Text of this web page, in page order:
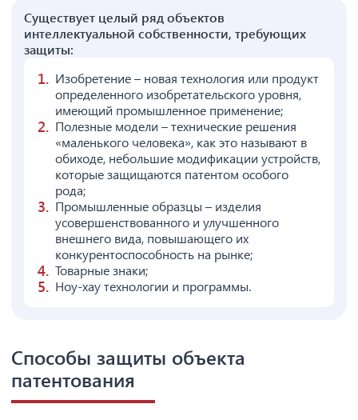
Существует целый ряд объектов
интеллектуальной собственности, требующих
защиты:
Изобретение – новая технология или продукт
определенного изобретательского уровня,
имеющий промышленное применение;
Полезные модели – технические решения
«маленького человека», как это называют в
обиходе, небольшие модификации устройств,
которые защищаются патентом особого
рода;
Промышленные образцы – изделия
усовершенствованного и улучшенного
внешнего вида, повышающего их
конкурентоспособность на рынке;
Товарные знаки;
Ноу-хау технологии и программы.
Способы защиты объекта
патентования